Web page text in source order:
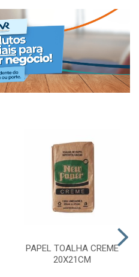
PAPEL TOALHA CREME
20X21CM